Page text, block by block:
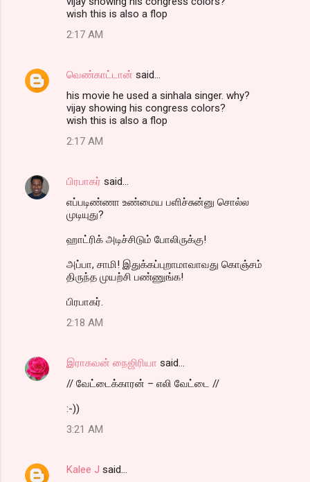
wish this is also a flop
2:17 AM
வெண்காட்டான் said…
his movie he used a sinhala singer. why?
vijay showing his congress colors?
wish this is also a flop
2:17 AM
பிரபாகர் said…
எப்படிண்ணா உண்மைய பளிச்சுன்னு சொல்ல
முடியுது?
ஹாட்ரிக் அடிச்சிடும் போலிருக்கு!
அப்பா, சாமி! இதுக்கப்புறாமாவாவது கொஞ்சம்
திருந்த முயற்சி பண்ணுங்க!
பிரபாகர்.
2:18 AM
இராகவன் நைஜிரியா said…
// வேட்டைக்காரன் – எலி வேட்டை //
:-))
3:21 AM
Kalee J said…